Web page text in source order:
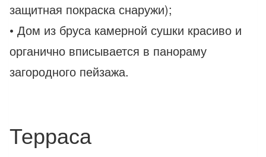
защитная покраска снаружи);
• Дом из бруса камерной сушки красиво и
органично вписывается в панораму
загородного пейзажа.
Терраса